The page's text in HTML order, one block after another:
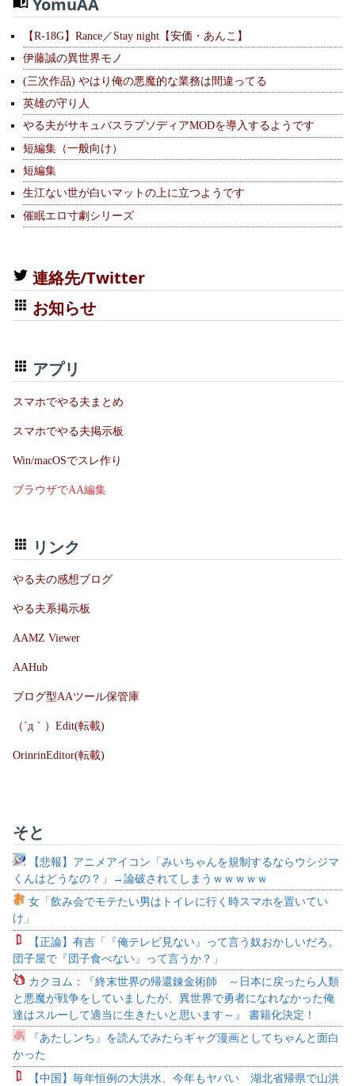
YomuAA
【R-18G】Rance／Stay night【安価・あんこ】
伊藤誠の異世界モノ
(三次作品) やはり俺の悪魔的な業務は間違ってる
英雄の守り人
やる夫がサキュバスラプソディアMODを導入するようです
短編集（一般向け）
短編集
生江ない世が白いマットの上に立つようです
催眠エロ寸劇シリーズ
連絡先/Twitter
お知らせ
アプリ
スマホでやる夫まとめ
スマホでやる夫掲示板
Win/macOSでスレ作り
ブラウザでAA編集
リンク
やる夫の感想ブログ
やる夫系掲示板
AAMZ Viewer
AAHub
ブログ型AAツール保管庫
（´д｀）Edit(転載)
OrinrinEditor(転載)
そと
【悲報】アニメアイコン「みいちゃんを規制するならウシジマ
くんはどうなの？」→論破されてしまうｗｗｗｗｗ
女「飲み会でモテたい男はトイレに行く時スマホを置いてい
け」
【正論】有吉「『俺テレビ見ない』って言う奴おかしいだろ。
団子屋で『団子食べない』って言うか？」
カクヨム：『終末世界の帰還錬金術師 ～日本に戻ったら人類
と悪魔が戦争をしていましたが、異世界で勇者になれなかった俺
達はスルーして適当に生きたいと思います～』 書籍化決定！
『あたしンち』を読んでみたらギャグ漫画としてちゃんと面白
かった
【中国】毎年恒例の大洪水、今年もヤバい 湖北省帰県で山洪